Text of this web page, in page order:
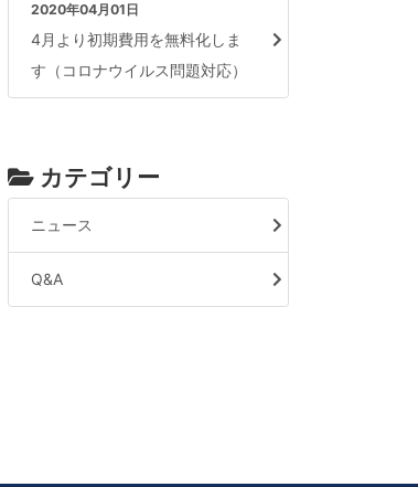
2020年04月01日
4月より初期費用を無料化しま
す（コロナウイルス問題対応）
カテゴリー
ニュース
Q&A